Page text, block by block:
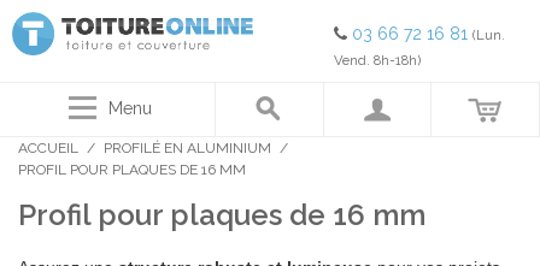
03 66 72 16 81 (Lun.
Vend. 8h-18h)
Menu
ACCUEIL / PROFILÉ EN ALUMINIUM /
PROFIL POUR PLAQUES DE 16 MM
Profil pour plaques de 16 mm